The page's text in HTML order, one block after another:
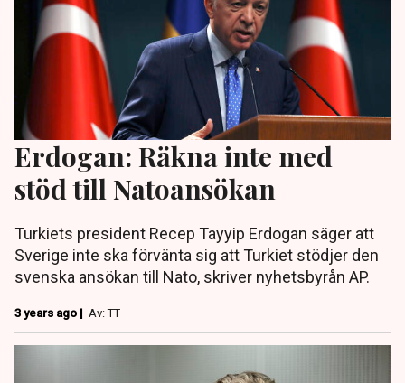
Erdogan: Räkna inte med
stöd till Natoansökan
Turkiets president Recep Tayyip Erdogan säger att
Sverige inte ska förvänta sig att Turkiet stödjer den
svenska ansökan till Nato, skriver nyhetsbyrån AP.
3 years ago | Av: TT